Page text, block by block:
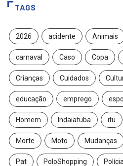
TAGS
2026 acidente Animais
carnaval Caso Copa
Crianças Cuidados
educação emprego
Homem Indaiatuba itu
Morte Moto Mudanças
Pat PoloShopping Polícia